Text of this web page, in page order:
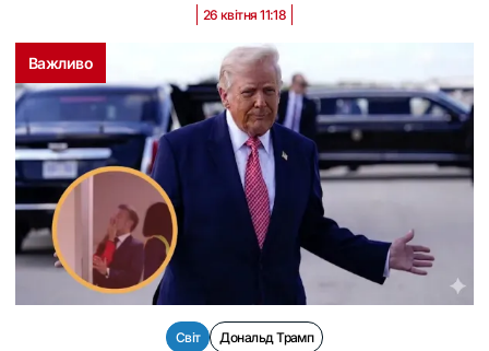
26 квітня 11:18
Важливо
Світ Дональд Трамп